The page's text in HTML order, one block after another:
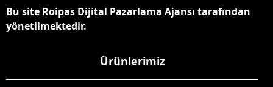
Bu site Roipas Dijital Pazarlama Ajansı tarafından
yönetilmektedir.
Ürünlerimiz